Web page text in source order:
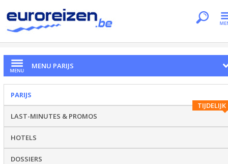
MENU PARIJS
PARIJS
TIJDELIJK
LAST-MINUTES & PROMOS
HOTELS
DOSSIERS